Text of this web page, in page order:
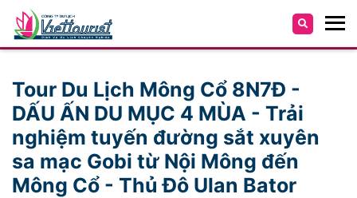
Tour Du Lịch Mông Cổ 8N7Đ -
DẤU ẤN DU MỤC 4 MÙA - Trải
nghiệm tuyến đường sắt xuyên
sa mạc Gobi từ Nội Mông đến
Mông Cổ - Thủ Đô Ulan Bator